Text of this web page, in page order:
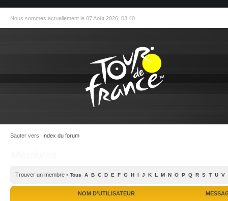
Nous sommes actuellement le 07 Août 2026, 03:40
Sauter vers: Index du forum
Trouver un membre • Tous A B C D E F G H I J K L M N O P Q R S T U V
NOM D’UTILISATEUR